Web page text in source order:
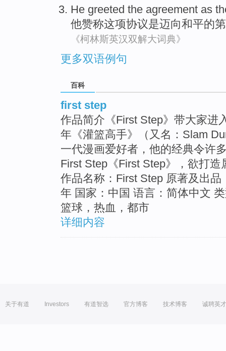
He greeted the agreement as
他赞称这项协议是迈向和平的第
《柯林斯英汉双解大词典》
更多双语例句
百科
first step
作品简介《First Step》带大家进
年《灌篮高手》（又名：Slam
一代漫画爱好者，他的经典令许
First Step《First Step》，欲打
作品名称：First Step 原著及出
年 国家：中国 语言：简体中文
篮球，热血，都市
详细内容
关于有道 Investors 有道智选 官方博客 技术博客 诚聘英才